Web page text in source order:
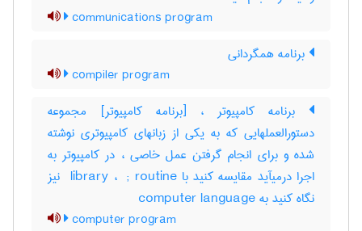
communications program
برنامه همگردانی
compiler program
برنامه کامپیوتر ، [برنامه کامپیوتر] مجموعه
دستورالعملهایی که به یکی از زبانهای کامپیوتری نوشته
شده و برای انجام گرفتن عمل خاصی ، در کامپیوتر به
اجرا درمیآید مقایسه کنید با ‎ library ، ‎ ; routine نیز
نگاه کنید به ‎ computer language
computer program